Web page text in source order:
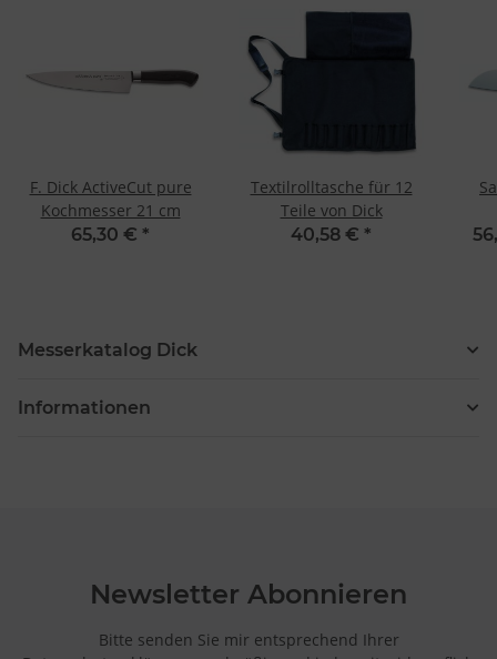
F. Dick ActiveCut pure
Kochmesser 21 cm
65,30 € *
Textilrolltasche für 12
Teile von Dick
40,58 € *
Messerkatalog Dick
Informationen
Newsletter Abonnieren
Bitte senden Sie mir entsprechend Ihrer